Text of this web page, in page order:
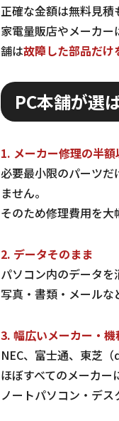
正確な金額は無料見積
家電量販店やメーカ
舗は故障した部品だけ
PC本舗が選
1. メーカー修理の半額
必要最小限のパーツ
ません。
そのため修理費用を大
2. データそのまま
パソコン内のデータを
写真・書類・メールな
3. 幅広いメーカー・
NEC、富士通、東芝
ほぼすべてのメーカー
ノートパソコン・デス